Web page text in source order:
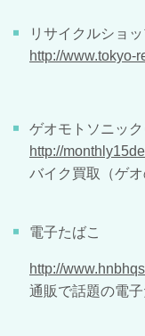
リサイクルショ
http://www.tokyo-
ゲオモトソニック
http://
バイク買取（ゲ
電子たばこ
http://
通販で話題の電